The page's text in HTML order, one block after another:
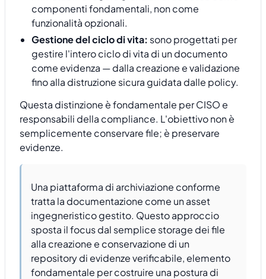
componenti fondamentali, non come
funzionalità opzionali.
Gestione del ciclo di vita: sono progettati per
gestire l'intero ciclo di vita di un documento
come evidenza — dalla creazione e validazione
fino alla distruzione sicura guidata dalle policy.
Questa distinzione è fondamentale per CISO e
responsabili della compliance. L'obiettivo non è
semplicemente conservare file; è preservare
evidenze.
Una piattaforma di archiviazione conforme
tratta la documentazione come un asset
ingegneristico gestito. Questo approccio
sposta il focus dal semplice storage dei file
alla creazione e conservazione di un
repository di evidenze verificabile, elemento
fondamentale per costruire una postura di